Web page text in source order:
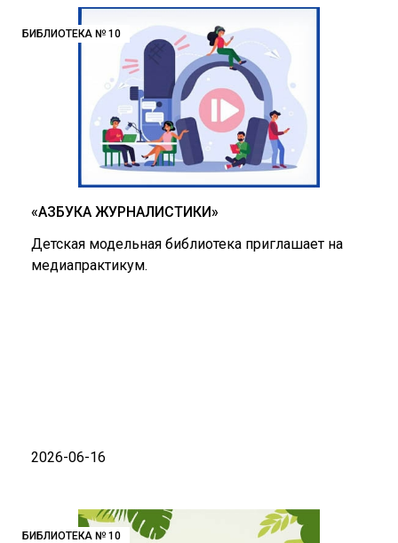
БИБЛИОТЕКА № 10
«АЗБУКА ЖУРНАЛИСТИКИ»
Детская модельная библиотека приглашает на
медиапрактикум.
2026-06-16
БИБЛИОТЕКА № 10